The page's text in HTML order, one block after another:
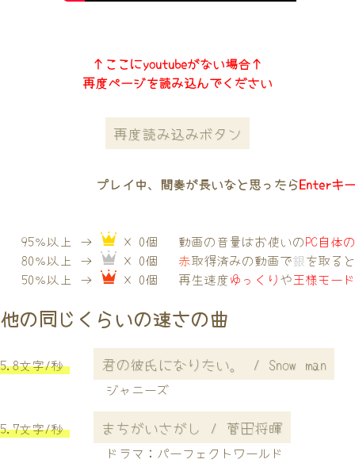
↑ここにyoutubeがない場合↑
再度ページを読み込んでください
再度読み込みボタン
プレイ中、間奏が長いなと思ったらEnterキ
95％以上 →
× 0個
80％以上 →
× 0個
50％以上 →
× 0個
動画の音量はお使いのPC自体
赤取得済みの動画で銀を取る
再生速度ゆっくりや王様モー
他の同じくらいの速さの曲
5.8文字/秒 君の彼氏になりたい。 / Snow man
ジャニーズ
5.7文字/秒 まちがいさがし / 菅田将暉
ドラマ：パーフェクトワールド